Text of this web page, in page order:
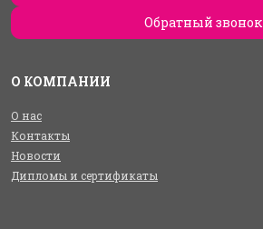
Обратный звонок
О КОМПАНИИ
О нас
Контакты
Новости
Дипломы и сертификаты